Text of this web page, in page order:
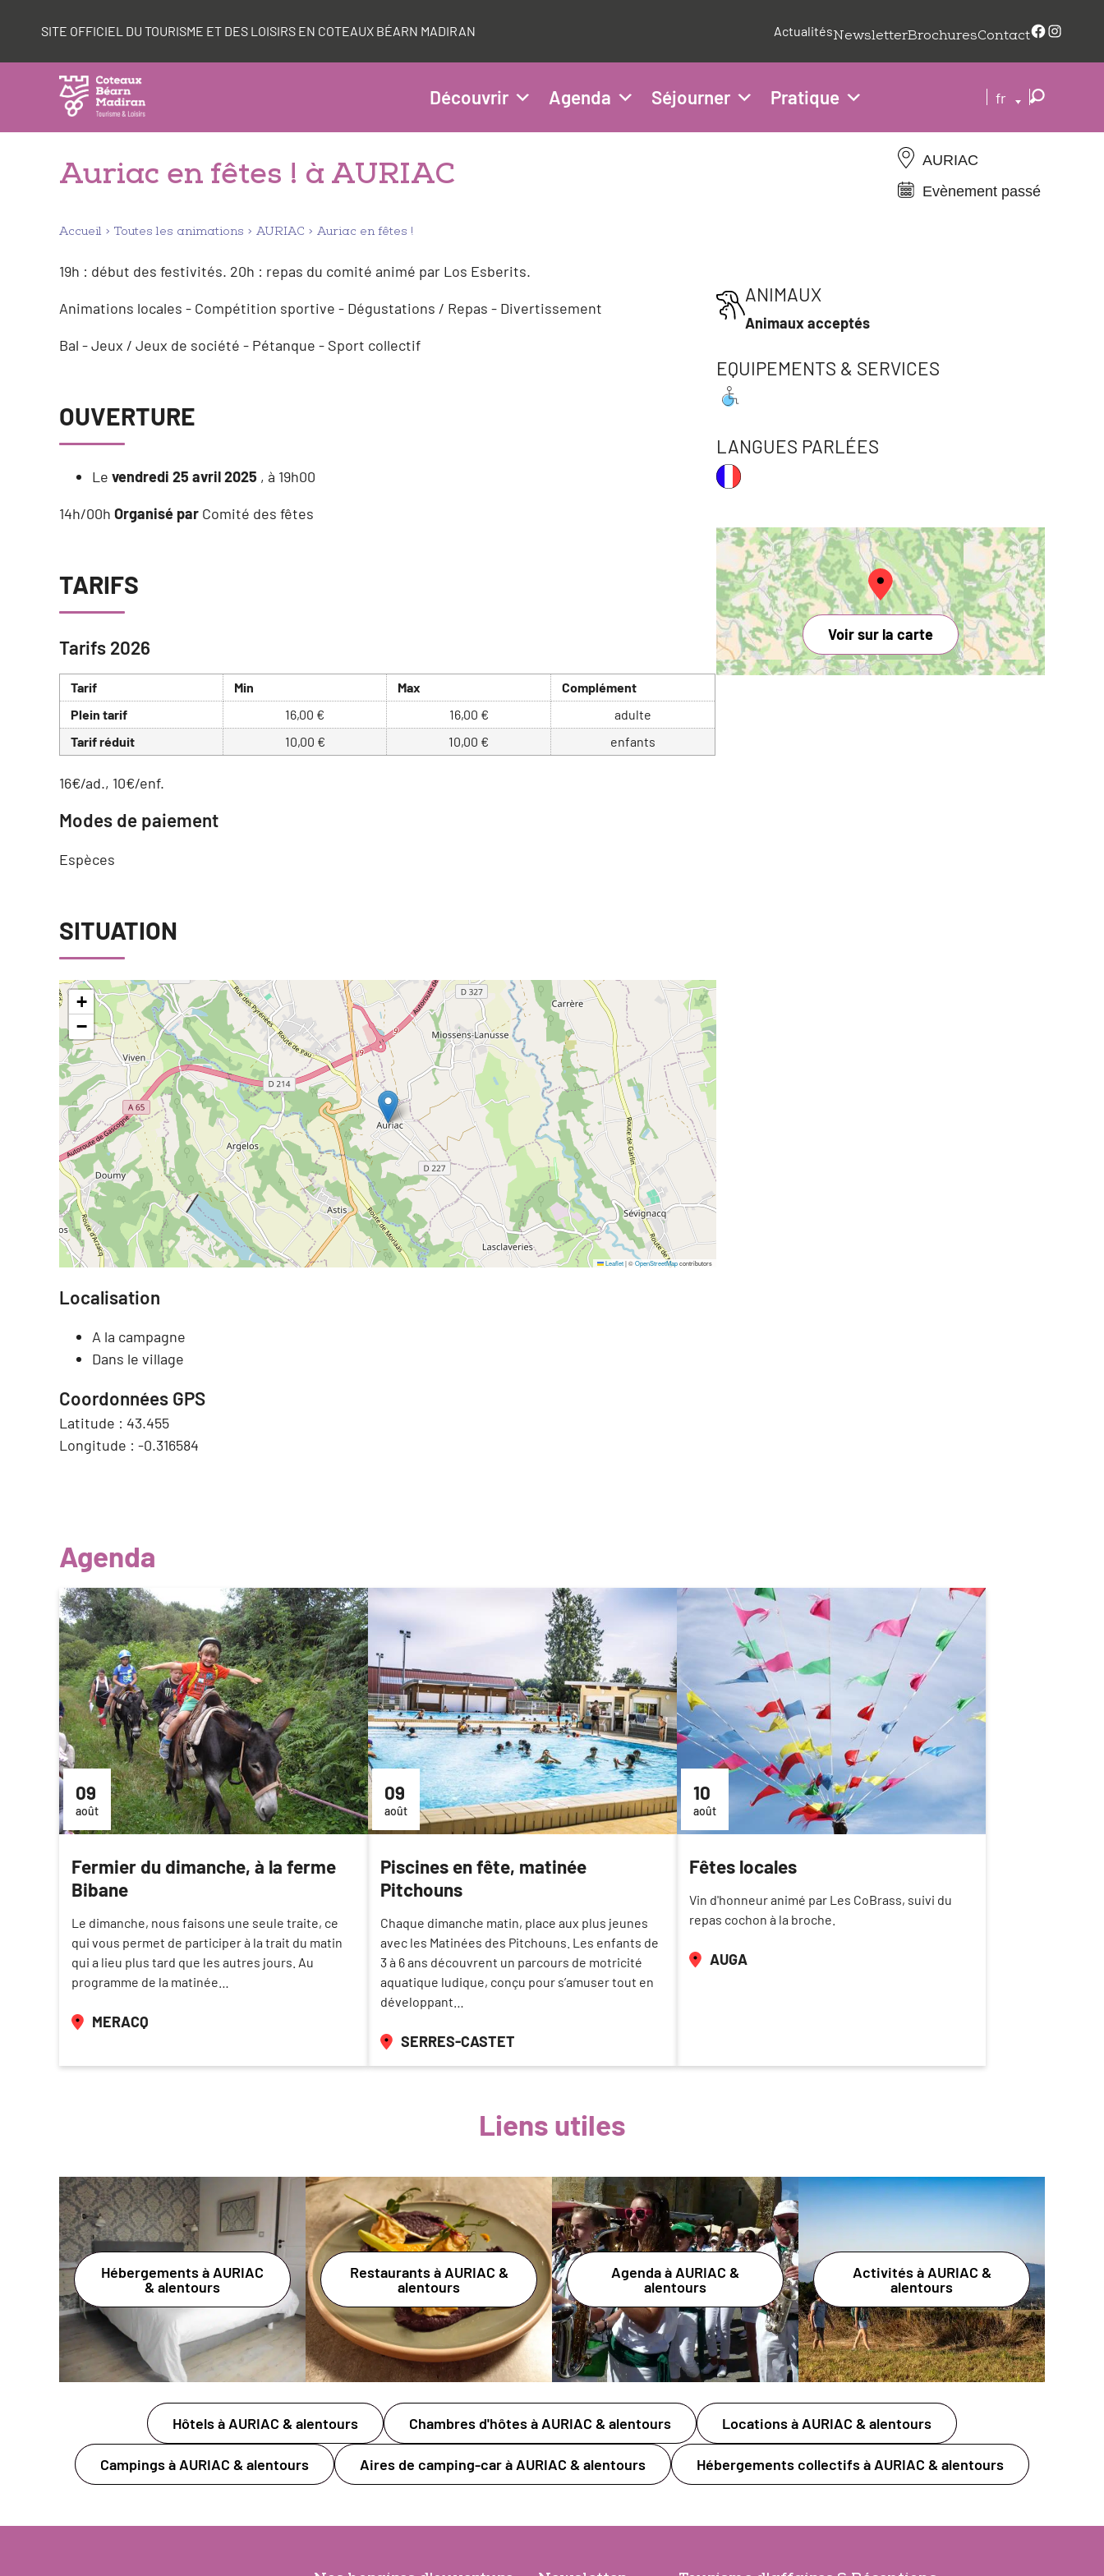
SITE OFFICIEL DU TOURISME ET DES LOISIRS EN COTEAUX BÉARN MADIRAN ActualitésNewsletterBrochuresContact
Découvrir Agenda Séjourner Pratique fr
Auriac en fêtes ! à AURIAC
AURIAC
Evènement passé
Accueil Toutes les animations AURIAC Auriac en fêtes !
19h : début des festivités. 20h : repas du comité animé par Los Esberits.
Animations locales - Compétition sportive - Dégustations / Repas - Divertissement
Bal - Jeux / Jeux de société - Pétanque - Sport collectif
OUVERTURE
Le vendredi 25 avril 2025 , à 19h00
14h/00h Organisé par Comité des fêtes
TARIFS
Tarifs 2026
Tarif Min Max
Complément
Plein tarif
16,00 € 16,00 €
adulte
Tarif réduit
10,00 € 10,00 € enfants
16€/ad., 10€/enf.
Modes de paiement
Espèces
SITUATION
+
−
Leaflet|©OpenStreetMapcontributors
Localisation
A la campagne
Dans le village
Coordonnées GPS
Latitude : 43.455
Longitude : -0.316584
ANIMAUX
Animaux acceptés
EQUIPEMENTS & SERVICES
LANGUES PARLÉES
Voir sur la carte
Agenda
09
août
Fermier du dimanche, à la ferme
Bibane
Le dimanche, nous faisons une seule traite, ce
qui vous permet de participer à la trait du matin
qui a lieu plus tard que les autres jours. Au
programme de la matinée…
MERACQ
09
août
Piscines en fête, matinée
Pitchouns
Chaque dimanche matin, place aux plus jeunes
avec les Matinées des Pitchouns. Les enfants de
3 à 6 ans découvrent un parcours de motricité
aquatique ludique, conçu pour s’amuser tout en
développant…
SERRES-CASTET
10
août
Fêtes locales
Vin d'honneur animé par Les CoBrass, suivi du
repas cochon à la broche.
AUGA
Liens utiles
Hébergements à AURIAC
& alentours
Restaurants à AURIAC &
alentours
Agenda à AURIAC &
alentours
Activités à AURIAC &
alentours
Hôtels à AURIAC & alentours Chambres d'hôtes à AURIAC & alentours Locations à AURIAC & alentours
Campings à AURIAC & alentours Aires de camping-car à AURIAC & alentours Hébergements collectifs à AURIAC & alentours